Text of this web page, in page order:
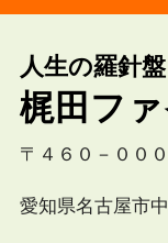
人生の羅針盤
梶田フ
〒４６０－００
愛知県名古屋市